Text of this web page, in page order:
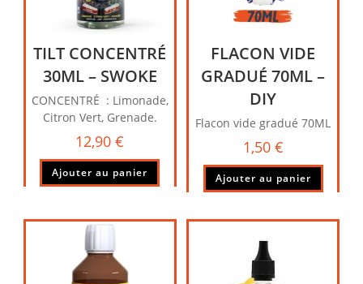
TILT CONCENTRÉ
30ML – SWOKE
CONCENTRÉ : Limonade,
Citron Vert, Grenade.
12,90€
Ajouter au panier
FLACON VIDE
GRADUÉ 70ML –
DIY
Flacon vide gradué 70ML
1,50 €
Ajouter au panier